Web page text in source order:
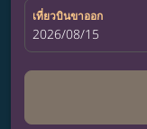
เที่ยวบินขาออก
fc-booking-
2026/08/15